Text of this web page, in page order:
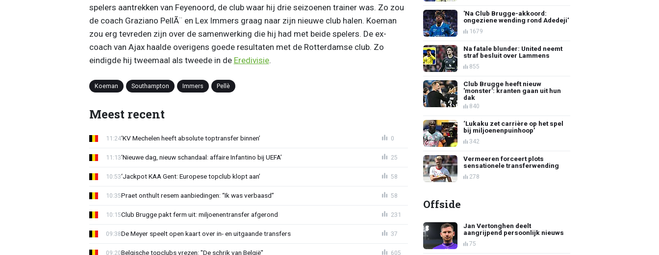
spelers aantrekken van Feyenoord, de club waar hij drie seizoenen trainer was. Zo zou
de coach Graziano PellÃ¨ en Lex Immers graag naar zijn nieuwe club halen. Koeman
zou erg tevreden zijn over de samenwerking die hij had met beide spelers. De ex-
coach van Ajax haalde overigens goede resultaten met de Rotterdamse club. Zo
eindigde hij tweemaal als tweede in de Eredivisie.
Koeman Southampton Immers Pellè
Meest recent
‘KV Mechelen heeft absolute toptransfer binnen’
11:24 0
‘Nieuwe dag, nieuw schandaal: affaire Infantino bij UEFA’
11:13 25
‘Jackpot KAA Gent: Europese topclub klopt aan’
10:53 58
Praet onthult resem aanbiedingen: “Ik was verbaasd”
10:35 58
Club Brugge pakt ferm uit: miljoenentransfer afgerond
10:15 231
De Meyer speelt open kaart over in- en uitgaande transfers
09:38 37
Belgische topclubs vrezen: "De schrik van België"
09:20 605
'Na Club Brugge-akkoord:
ongeziene wending rond Adedeji'
1679
Na fatale blunder: United neemt
straf besluit over Lammens
855
Club Brugge heeft nieuw
'monster': kranten gaan uit hun
dak
840
‘Lukaku zet carrière op het spel
bij miljoenenpuinhoop’
342
Vermeeren forceert plots
sensationele transferwending
278
Offside
Jan Vertonghen deelt
aangrijpend persoonlijk nieuws
75